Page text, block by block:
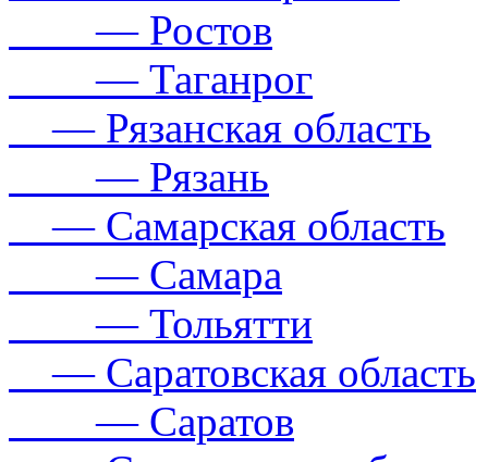
— Ростов
— Таганрог
— Рязанская область
— Рязань
— Самарская область
— Самара
— Тольятти
— Саратовская область
— Саратов